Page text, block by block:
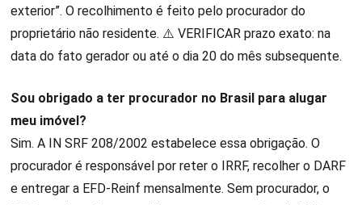
exterior”. O recolhimento é feito pelo procurador do
proprietário não residente. ⚠️ VERIFICAR prazo exato: na
data do fato gerador ou até o dia 20 do mês subsequente.
Sou obrigado a ter procurador no Brasil para alugar
meu imóvel?
Sim. A IN SRF 208/2002 estabelece essa obrigação. O
procurador é responsável por reter o IRRF, recolher o DARF
e entregar a EFD-Reinf mensalmente. Sem procurador, o